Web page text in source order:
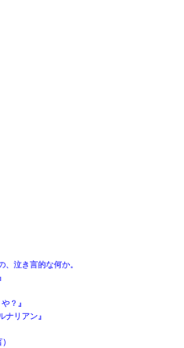
泣き言的な何か。
？』
リアン』